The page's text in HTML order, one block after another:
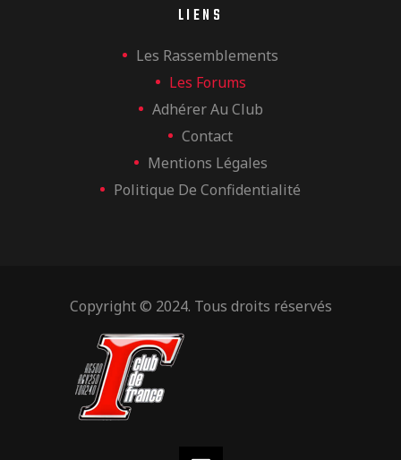
LIENS
Les Rassemblements
Les Forums
Adhérer Au Club
Contact
Mentions Légales
Politique De Confidentialité
Copyright © 2024. Tous droits réservés